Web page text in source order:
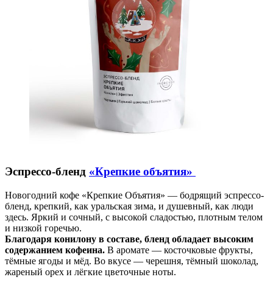
Эспрессо-бленд «Крепкие объятия»
Новогодний кофе «Крепкие Объятия» — бодрящий эспрессо-
бленд, крепкий, как уральская зима, и душевный, как люди
здесь. Яркий и сочный, с высокой сладостью, плотным телом
и низкой горечью.
Благодаря конилону в составе, бленд обладает высоким
содержанием кофеина. В аромате — косточковые фрукты,
тёмные ягоды и мёд. Во вкусе — черешня, тёмный шоколад,
жареный орех и лёгкие цветочные ноты.